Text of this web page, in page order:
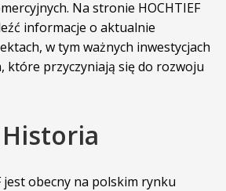
Na stronie HOCHTIEF
informacje o aktualnie
w tym ważnych inwestycjach
przyczyniają się do rozwoju
Historia
jest obecny na polskim rynku